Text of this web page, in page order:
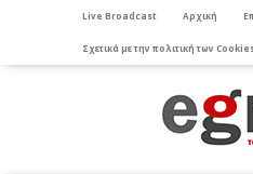
Live Broadcast Αρχική
Σχετικά με την πολιτική των